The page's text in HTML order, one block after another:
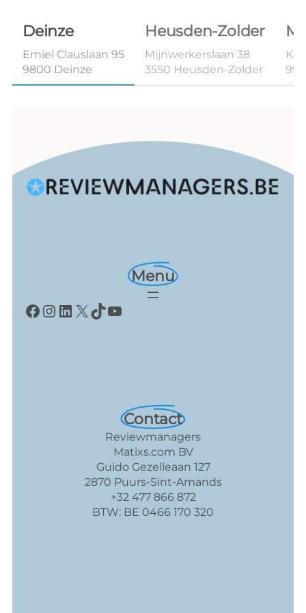
Deinze
Emiel Clauslaan 95
9800 Deinze
Heusden-Zolder
Mijnwerkerslaan 38
3550 Heusden-Zolder
Menu
Facebook
Instagram
LinkedIn
X TikTok
YouTube
Contact
Reviewmanagers
Matixs.com BV
Guido Gezelleaan 127
2870 Puurs-Sint-Amands
+32 477 866 872
BTW: BE 0466 170 320